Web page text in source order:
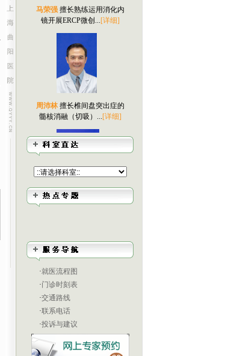
马荣强 擅长熟练运用消化内
镜开展ERCP微创...[详细]
周沛林 擅长椎间盘突出症的
髓核消融（切吸）...[详细]
赵百秋外科学硕士，中国康
丁秀丽从事内科临床工作30
余年，擅长神经...
·就医流程图
·门诊时刻表
·交通路线
·联系电话
·投诉与建议